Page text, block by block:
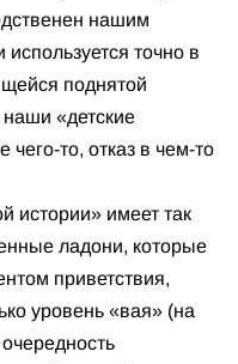
нашим
точно в
поднятой
«детские
чего-то, отказ в чем-то
истории» имеет так
ладони, которые
приветствия,
уровень «вая» (на